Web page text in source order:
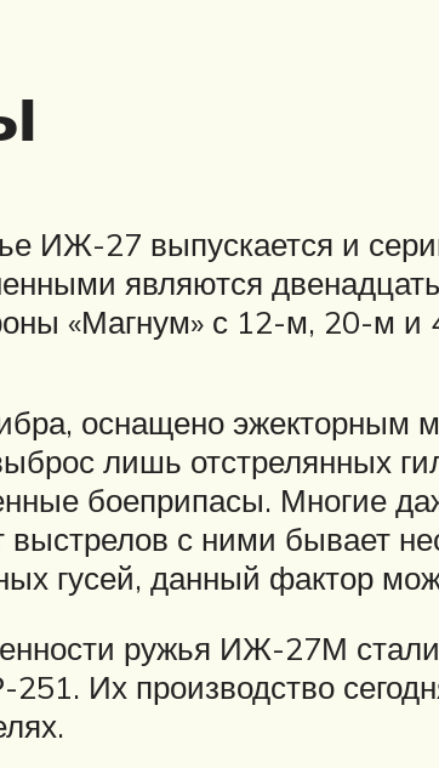
ИЖ-27 выпускается и
являются
«Магнум» с 12-м, 20-м
оснащено эжекторным
лишь отстрелянных
боеприпасы. Многие
выстрелов с ними бывает
гусей, данный фактор
ружья ИЖ-27М
Их производство